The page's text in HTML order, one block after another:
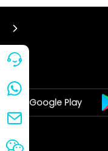
Google Play